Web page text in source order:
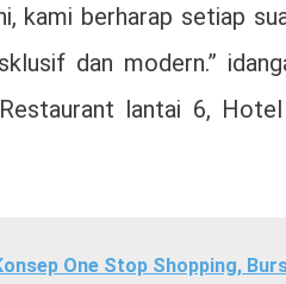
kami berharap setiap
dan modern.”
lantai 6,
One Stop Shopping,